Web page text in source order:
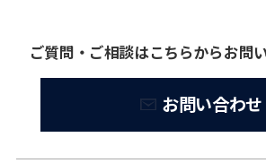
ご質問・ご相談はこちらからお問
お問い合わせ